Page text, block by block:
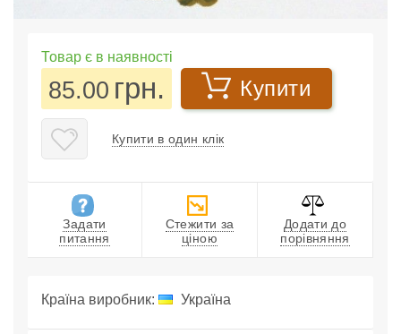
Товар є в наявності
85.00 грн. Купити
Купити в один клік
Задати
питання
Стежити за
ціною
Додати до
порівняння
Країна виробник: Україна